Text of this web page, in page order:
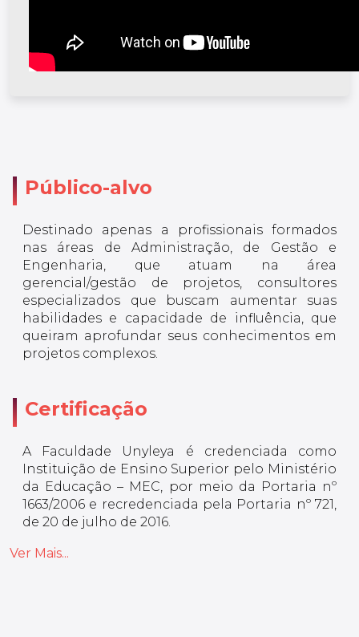
Público-alvo
Destinado apenas a profissionais formados
nas áreas de Administração, de Gestão e
Engenharia, que atuam na área
gerencial/gestão de projetos, consultores
especializados que buscam aumentar suas
habilidades e capacidade de influência, que
queiram aprofundar seus conhecimentos em
projetos complexos.
Certificação
A Faculdade Unyleya é credenciada como
Instituição de Ensino Superior pelo Ministério
da Educação – MEC, por meio da Portaria nº
1663/2006 e recredenciada pela Portaria nº 721,
de 20 de julho de 2016.
Ver Mais...